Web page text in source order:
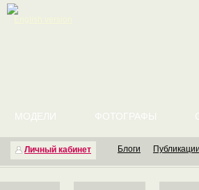
Личный кабинет
МОДЕЛИ ФОТОГРАФЫ
Блоги Публикации